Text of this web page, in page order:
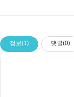
정보(1) 댓글(0)